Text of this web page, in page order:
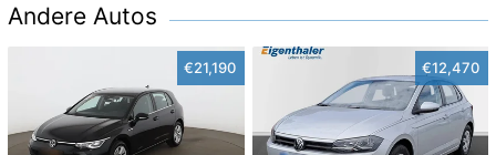
Andere Autos
€21,190 €12,470